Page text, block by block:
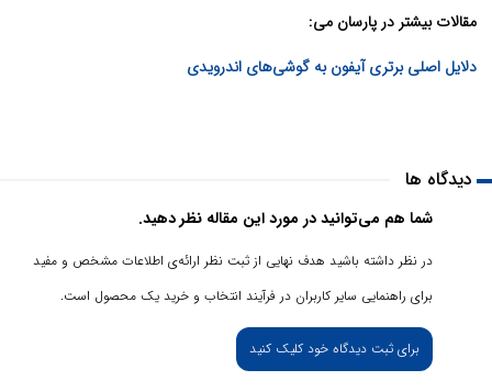
مقالات بیشتر در پارسان می:
دلایل اصلی برتری آیفون به گوشی‌های اندرویدی
دیدگاه ها
شما هم می‌توانید در مورد این مقاله نظر دهید.
در نظر داشته باشید هدف نهایی از ثبت نظر ارائه‌ی اطلاعات مشخص و مفید
برای راهنمایی سایر کاربران در فرآیند انتخاب و خرید یک محصول است.
برای ثبت دیدگاه خود کلیک کنید